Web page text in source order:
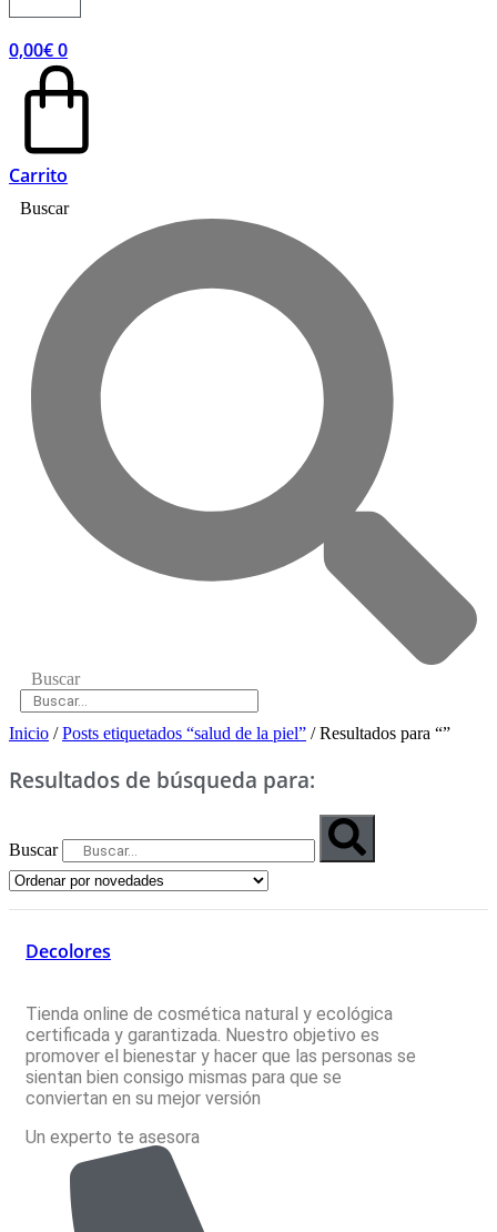
0,00€0
Carrito
Buscar
Buscar
Inicio /Posts etiquetados “salud de la piel” / Resultados para “”
Resultados de búsqueda para:
Buscar
Decolores
Tienda online de cosmética natural y ecológica
certificada y garantizada. Nuestro objetivo es
promover el bienestar y hacer que las personas se
sientan bien consigo mismas para que se
conviertan en su mejor versión
Un experto te asesora